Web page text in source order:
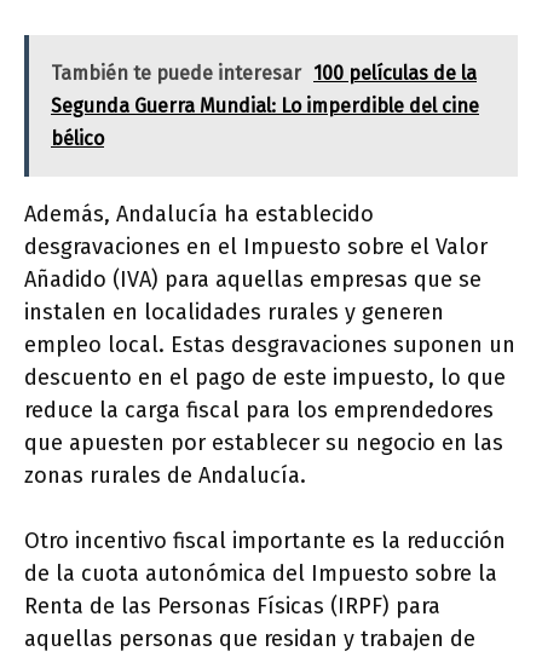
También te puede interesar 100 películas de la
Segunda Guerra Mundial: Lo imperdible del cine
bélico
Además, Andalucía ha establecido
desgravaciones en el Impuesto sobre el Valor
Añadido (IVA) para aquellas empresas que se
instalen en localidades rurales y generen
empleo local. Estas desgravaciones suponen un
descuento en el pago de este impuesto, lo que
reduce la carga fiscal para los emprendedores
que apuesten por establecer su negocio en las
zonas rurales de Andalucía.
Otro incentivo fiscal importante es la reducción
de la cuota autonómica del Impuesto sobre la
Renta de las Personas Físicas (IRPF) para
aquellas personas que residan y trabajen de